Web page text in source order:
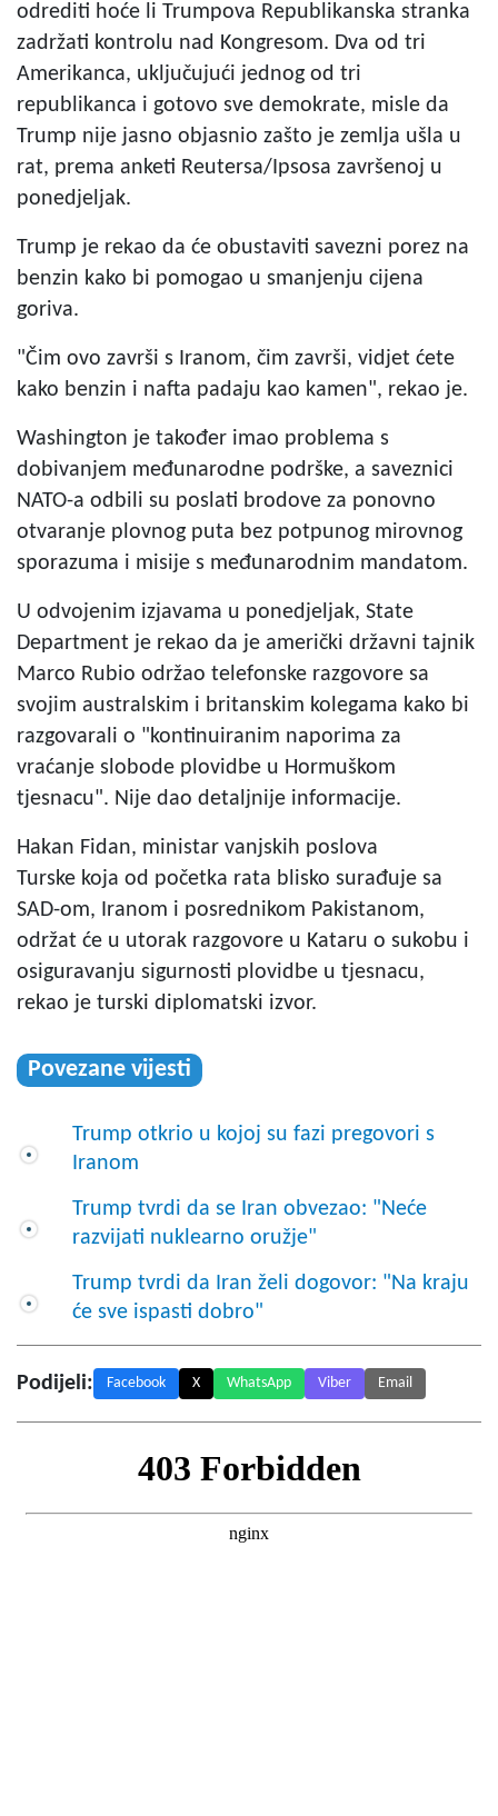
odrediti hoće li Trumpova Republikanska stranka
zadržati kontrolu nad Kongresom. Dva od tri
Amerikanca, uključujući jednog od tri
republikanca i gotovo sve demokrate, misle da
Trump nije jasno objasnio zašto je zemlja ušla u
rat, prema anketi Reutersa/Ipsosa završenoj u
ponedjeljak.
Trump je rekao da će obustaviti savezni porez na
benzin kako bi pomogao u smanjenju cijena
goriva.
"Čim ovo završi s Iranom, čim završi, vidjet ćete
kako benzin i nafta padaju kao kamen", rekao je.
Washington je također imao problema s
dobivanjem međunarodne podrške, a saveznici
NATO-a odbili su poslati brodove za ponovno
otvaranje plovnog puta bez potpunog mirovnog
sporazuma i misije s međunarodnim mandatom.
U odvojenim izjavama u ponedjeljak, State
Department je rekao da je američki državni tajnik
Marco Rubio održao telefonske razgovore sa
svojim australskim i britanskim kolegama kako bi
razgovarali o "kontinuiranim naporima za
vraćanje slobode plovidbe u Hormuškom
tjesnacu". Nije dao detaljnije informacije.
Hakan Fidan, ministar vanjskih poslova
Turske koja od početka rata blisko surađuje sa
SAD-om, Iranom i posrednikom Pakistanom,
održat će u utorak razgovore u Kataru o sukobu i
osiguravanju sigurnosti plovidbe u tjesnacu,
rekao je turski diplomatski izvor.
Povezane vijesti
Trump otkrio u kojoj su fazi pregovori s
Iranom
Trump tvrdi da se Iran obvezao: "Neće
razvijati nuklearno oružje"
Trump tvrdi da Iran želi dogovor: "Na kraju
će sve ispasti dobro"
Podijeli: Facebook X WhatsApp Viber Email